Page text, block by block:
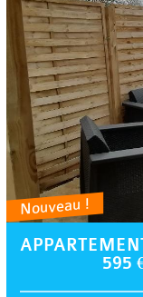
Nouveau !
595